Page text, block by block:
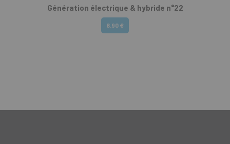
Génération électrique & hybride n°22
6.90 €